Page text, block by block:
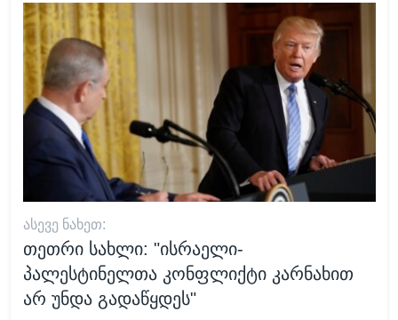
ᲐᲡᲔᲕᲔ ᲜᲐᲮᲔᲗ:
თეთრი სახლი: "ისრაელი-
პალესტინელთა კონფლიქტი კარნახით
არ უნდა გადაწყდეს"